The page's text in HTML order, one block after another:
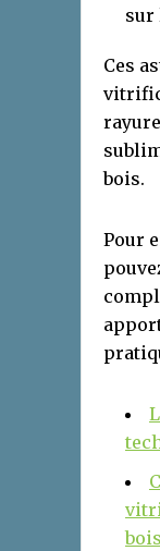
sur
Ces
bois.
Pour
bois